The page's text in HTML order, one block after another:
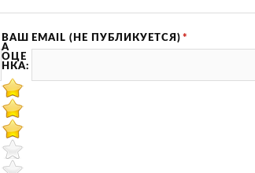
EMAIL (НЕ ПУБЛИКУЕТСЯ) *
ВАШ
А
ОЦЕ
НКА: